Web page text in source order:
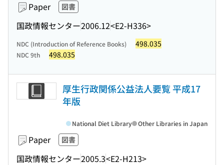
Paper 図書
国政情報センター2006.12<E2-H336>
NDC (Introduction of Reference Books) 498.035
NDC 9th 498.035
厚生行政関係公益法人要覧 平成17
年版
Paper 図書
国政情報センター2005.3<E2-H213>
National Diet Library Other Libraries in Japan